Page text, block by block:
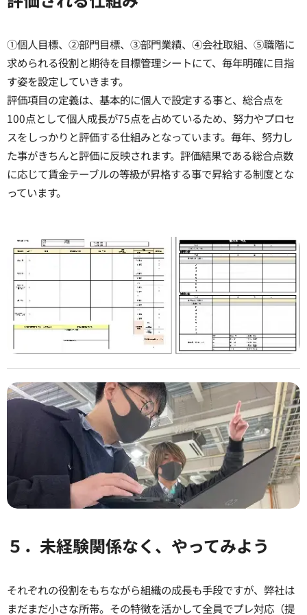
①個人目標、②部門目標、③部門業績、④会社取組、⑤職階に
求められる役割と期待を目標管理シートにて、毎年明確に目指
す姿を設定していきます。
評価項目の定義は、基本的に個人で設定する事と、総合点を
100点として個人成長が75点を占めているため、努力やプロセ
スをしっかりと評価する仕組みとなっています。毎年、努力し
た事がきちんと評価に反映されます。評価結果である総合点数
に応じて賃金テーブルの等級が昇格する事で昇給する制度とな
っています。
５．未経験関係なく、やってみよう
それぞれの役割をもちながら組織の成長も手段ですが、弊社は
まだまだ小さな所帯。その特徴を活かして全員でプレ対応（提